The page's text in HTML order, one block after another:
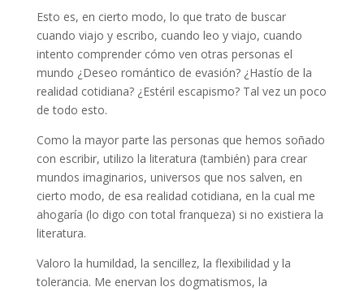
Esto es, en cierto modo, lo que trato de buscar
cuando viajo y escribo, cuando leo y viajo, cuando
intento comprender cómo ven otras personas el
mundo ¿Deseo romántico de evasión? ¿Hastío de la
realidad cotidiana? ¿Estéril escapismo? Tal vez un poco
de todo esto.
Como la mayor parte las personas que hemos soñado
con escribir, utilizo la literatura (también) para crear
mundos imaginarios, universos que nos salven, en
cierto modo, de esa realidad cotidiana, en la cual me
ahogaría (lo digo con total franqueza) si no existiera la
literatura.
Valoro la humildad, la sencillez, la flexibilidad y la
tolerancia. Me enervan los dogmatismos, la